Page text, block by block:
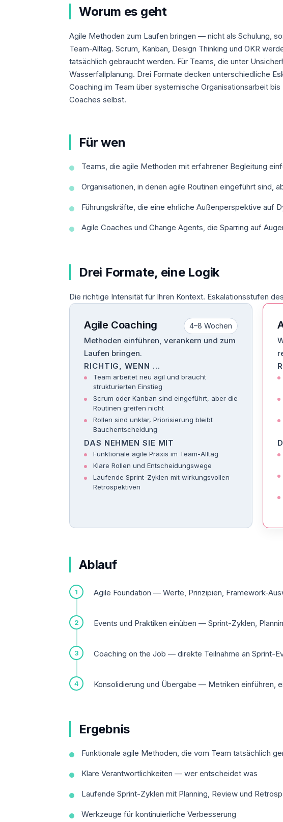
Worum es geht
Agile Methoden zum Laufen bringen — nicht als Schulung,
Team-Alltag. Scrum, Kanban, Design Thinking und OKR
tatsächlich gebraucht werden. Für Teams, die unter
Wasserfallplanung. Drei Formate decken unterschiedliche
Coaching im Team über systemische Organisationsarbeit
Coaches selbst.
Für wen
Teams, die agile Methoden mit erfahrener Begleitung
Organisationen, in denen agile Routinen eingeführt sind,
Führungskräfte, die eine ehrliche Außenperspektive auf
Agile Coaches und Change Agents, die Sparring auf
Drei Formate, eine Logik
Die richtige Intensität für Ihren Kontext. Eskalationsstufen
Agile Coaching 4–8 Wochen
Methoden einführen, verankern und zum
Laufen bringen.
RICHTIG, WENN …
Team arbeitet neu agil und braucht
strukturierten Einstieg
Scrum oder Kanban sind eingeführt, aber die
Routinen greifen nicht
Rollen sind unklar, Priorisierung bleibt
Bauchentscheidung
DAS NEHMEN SIE MIT
Funktionale agile Praxis im Team-Alltag
Klare Rollen und Entscheidungswege
Laufende Sprint-Zyklen mit wirkungsvollen
Retrospektiven
Ablauf
Agile Foundation — Werte, Prinzipien, Framework-
Events und Praktiken einüben — Sprint-Zyklen,
Coaching on the Job — direkte Teilnahme an Sprint-
Konsolidierung und Übergabe — Metriken einführen,
Ergebnis
Funktionale agile Methoden, die vom Team tatsächlich
Klare Verantwortlichkeiten — wer entscheidet was
Laufende Sprint-Zyklen mit Planning, Review und
Werkzeuge für kontinuierliche Verbesserung